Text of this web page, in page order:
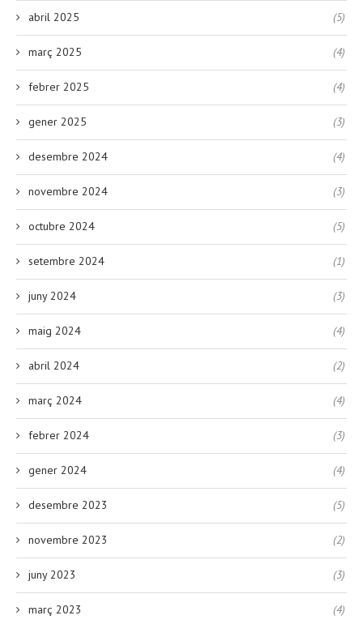
abril 2025 (5)
març 2025 (4)
febrer 2025 (4)
gener 2025 (3)
desembre 2024 (4)
novembre 2024 (3)
octubre 2024 (5)
setembre 2024 (1)
juny 2024 (3)
maig 2024 (4)
abril 2024 (2)
març 2024 (4)
febrer 2024 (3)
gener 2024 (4)
desembre 2023 (5)
novembre 2023 (2)
juny 2023 (3)
març 2023 (4)